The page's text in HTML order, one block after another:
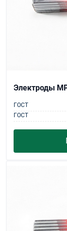
Электроды
ГОСТ
ГОСТ